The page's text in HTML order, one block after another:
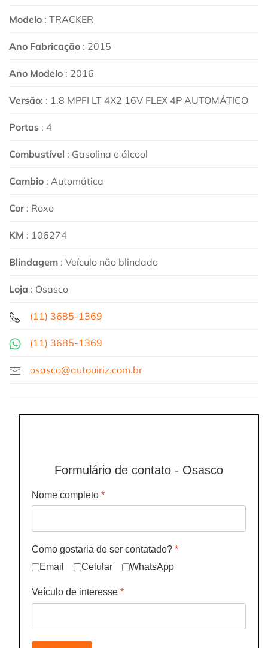
Modelo : TRACKER
Ano Fabricação : 2015
Ano Modelo : 2016
Versão: : 1.8 MPFI LT 4X2 16V FLEX 4P AUTOMÁTICO
Portas : 4
Combustível : Gasolina e álcool
Cambio : Automática
Cor: Roxo
KM : 106274
Blindagem : Veículo não blindado
Loja : Osasco
(11) 3685-1369
(11) 3685-1369
osasco@autouiriz.com.br
Formulário de contato - Osasco
Nome completo *
Como gostaria de ser contatado? *
Email
Celular WhatsApp
Veículo de interesse *